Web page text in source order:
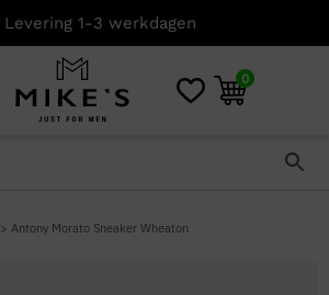
Levering 1-3 werkdagen
0
> Antony Morato Sneaker Wheaton